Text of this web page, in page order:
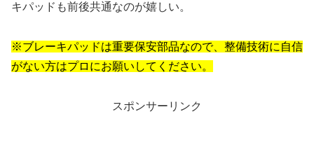
キパッドも前後共通なのが嬉しい。
※ブレーキパッドは重要保安部品なので、整備技術に自信
がない方はプロにお願いしてください。
スポンサーリンク